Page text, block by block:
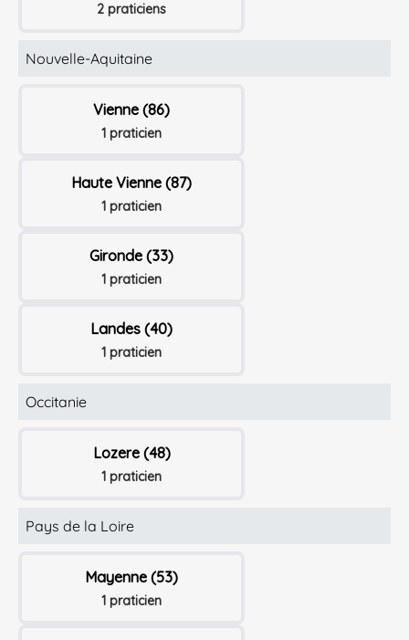
2 praticiens
Nouvelle-Aquitaine
Vienne (86)
1 praticien
Haute Vienne (87)
1 praticien
Gironde (33)
1 praticien
Landes (40)
1 praticien
Occitanie
Lozere (48)
1 praticien
Pays de la Loire
Mayenne (53)
1 praticien